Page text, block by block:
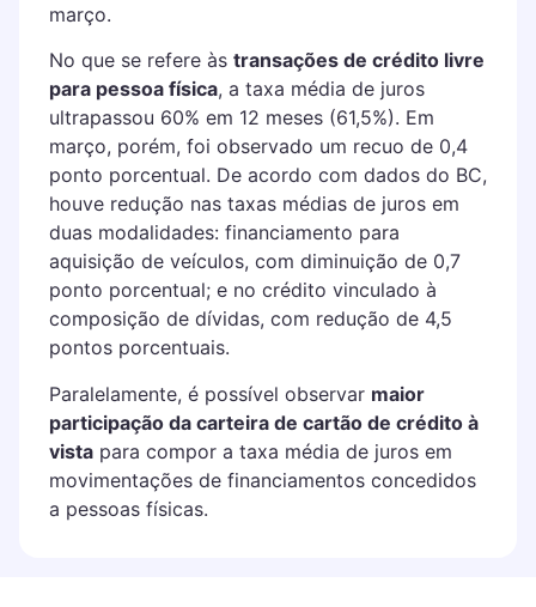
março.
No que se refere às transações de crédito livre
para pessoa física, a taxa média de juros
ultrapassou 60% em 12 meses (61,5%). Em
março, porém, foi observado um recuo de 0,4
ponto porcentual. De acordo com dados do BC,
houve redução nas taxas médias de juros em
duas modalidades: financiamento para
aquisição de veículos, com diminuição de 0,7
ponto porcentual; e no crédito vinculado à
composição de dívidas, com redução de 4,5
pontos porcentuais.
Paralelamente, é possível observar maior
participação da carteira de cartão de crédito à
vistapara compor a taxa média de juros em
movimentações de financiamentos concedidos
a pessoas físicas.